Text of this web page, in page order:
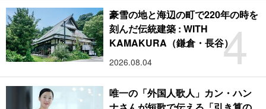
4
豪雪の地と海辺の町で220年の時を
刻んだ伝統建築 : WITH
KAMAKURA（鎌倉・長谷）
2026.08.04
唯一の「外国人歌人」カン・ハン